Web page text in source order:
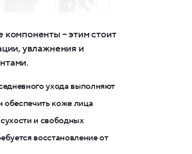
– этим стоит
увлажнения и
ухода выполняют
обеспечить коже лица
и свободных
восстановление от